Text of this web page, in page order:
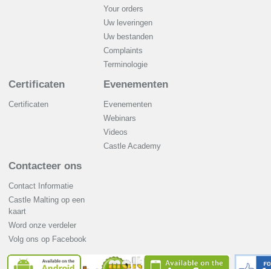
Your orders
Uw leveringen
Uw bestanden
Complaints
Terminologie
Certificaten
Certificaten
Evenementen
Evenementen
Webinars
Videos
Castle Academy
Contacteer ons
Contact Informatie
Castle Malting op een
kaart
Word onze verdeler
Volg ons op Facebook